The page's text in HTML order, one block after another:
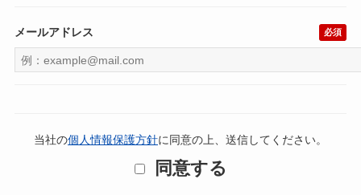
メールアドレス 必須
当社の個人情報保護方針に同意の上、送信してください。
同意する